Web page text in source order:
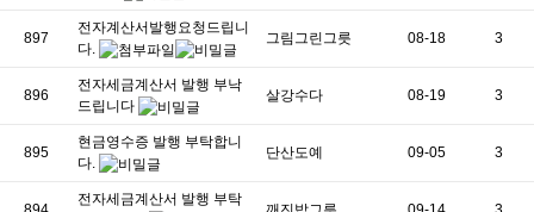
897
전자계산서발행요청드립니
다.
그림그린그릇 08-18 3
896
전자세금계산서 발행 부낙
드립니다
살강수다 08-19 3
895
현금영수증 발행 부탁합니
다.
단산도예 09-05 3
전자세금계산서 발행 부탁